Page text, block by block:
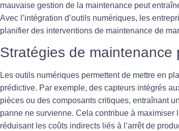
mauvaise gestion de la maintenance peut
Avec l’intégration d’outils numériques, les
planifier des interventions de maintenance de
Stratégies de maintenance
Les outils numériques permettent de mettre en
prédictive. Par exemple, des capteurs intégrés
pièces ou des composants critiques, entraînant
panne ne survienne. Cela contribue à
réduisant les coûts indirects liés à l’arrêt de